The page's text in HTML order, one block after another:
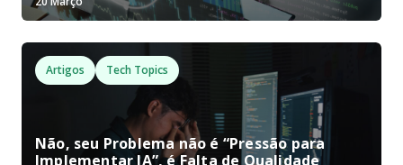
Artigos Tech Topics
Não, seu Problema não é “Pressão para
Implementar IA”, é Falta de Qualidade